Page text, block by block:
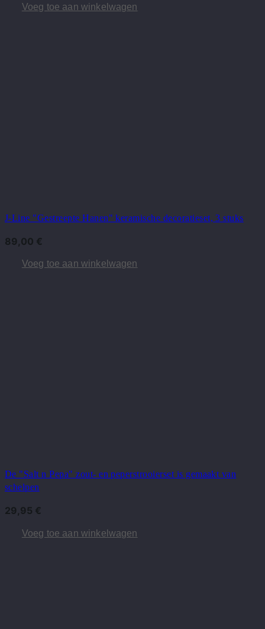
Voeg toe aan winkelwagen
J-Line "Gestreepte Hanen" keramische decoratieset, 3 stuks
89,00 €
Voeg toe aan winkelwagen
De "Salt n Pepa" zout- en peperstrooierset is gemaakt van
schelpen
29,95 €
Voeg toe aan winkelwagen